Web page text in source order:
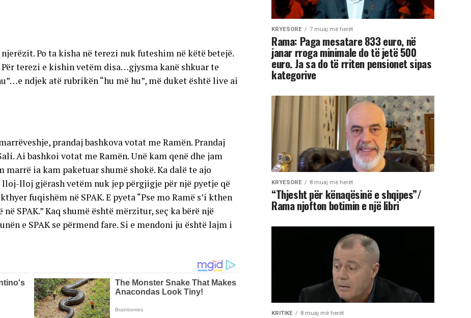
Po ta kisha në terezi nuk futeshim në këtë betejë.
terezi e kishin vetëm disa…gjysma kanë shkuar te
ndjek atë rubrikën “hu më hu”, më duket është live ai
prandaj bashkova votat me Ramën. Prandaj
Ai bashkoi votat me Ramën. Unë kam qenë dhe jam
ia kam paketuar shumë shokë. Ka dalë te ajo
lloj-lloj gjërash vetëm nuk jep përgjigje për një pyetje që
fuqishëm në SPAK. E pyeta “Pse mo Ramë s’i kthen
SPAK.” Kaq shumë është mërzitur, seç ka bërë një
e SPAK se përmend fare. Si e mendoni ju është lajm i
KRYESORE 7 muaj më herët
Rama: Paga mesatare 833 euro, në
janar rroga minimale do të jetë 500
euro. Ja sa do të rriten pensionet sipas
kategorive
KRYESORE 8 muaj më herët
“Thjesht për kënaqësinë e shqipes”/
Rama njofton botimin e një libri
KRITIKE 8 muaj më herët